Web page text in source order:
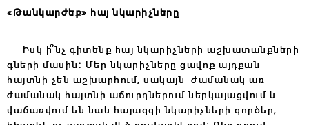
«Թանկարժեք» հայ նկարիչները
Իսկ ի՞նչ գիտենք հայ նկարիչների աշխատանքների
գների մասին։ Մեր նկարիչները ցավոք այդքան
հայտնի չեն աշխարհում, սակայն ժամանակ առ
ժամանակ հայտնի աճուրդներում ներկայացվում և
վաճառվում են նաև հայազգի նկարիչների գործեր,